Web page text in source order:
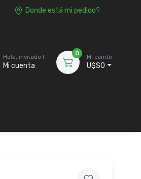
Donde está mi pedido?
Hola, invitado !
Mi cuenta
0
Mi carrito
U$S0